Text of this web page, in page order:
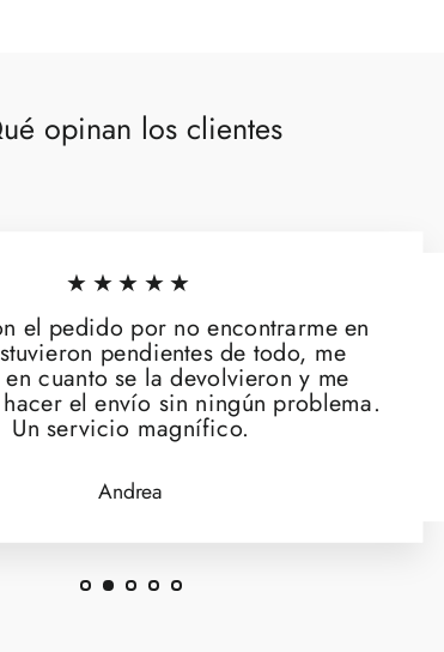
opinan los clientes
★★★★★
el pedido por no encontrarme en
pendientes de todo, me
cuanto se la devolvieron y me
el envío sin ningún problema.
Un servicio magnífico.
Andrea